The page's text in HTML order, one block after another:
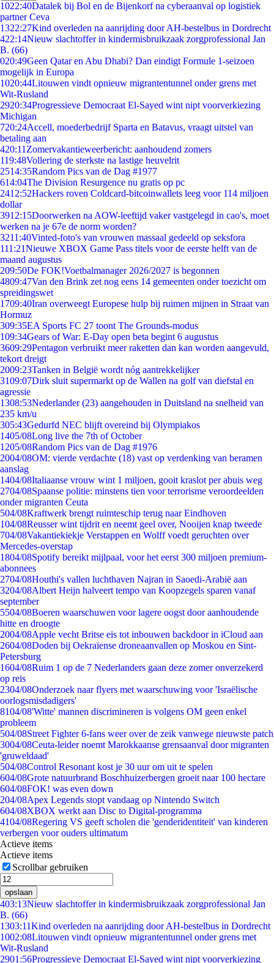
1022:40Datalek bij Bol en de Bijenkorf na cyberaanval op logistiek
partner Ceva
1322:27Kind overleden na aanrijding door AH-bestelbus in Dordrecht
422:14Nieuw slachtoffer in kindermisbruikzaak zorgprofessional Jan
B. (66)
020:49Geen Qatar en Abu Dhabi? Dan eindigt Formule 1-seizoen
mogelijk in Europa
1020:44Litouwen vindt opnieuw migrantentunnel onder grens met
Wit-Rusland
2920:34Progressieve Democraat El-Sayed wint nipt voorverkiezing
Michigan
720:24Accell, moederbedrijf Sparta en Batavus, vraagt uitstel van
betaling aan
420:11 Zomervakantieweerbericht: aanhoudend zomers
119:48Vollering de sterkste na lastige heuvelrit
2514:35Random Pics van de Dag #1977
614:04The Division Resurgence nu gratis op pc
2412:52Hackers roven Coldcard-bitcoinwallets leeg voor 114 miljoen
dollar
3912:15Doorwerken na AOW-leeftijd vaker vastgelegd in cao's, moet
werken na je 67e de norm worden?
3211:40Vinted-foto's van vrouwen massaal gedeeld op seksfora
111:21Nieuwe XBOX Game Pass titels voor de eerste helft van de
maand augustus
209:50De FOK!Voetbalmanager 2026/2027 is begonnen
4809:47Van den Brink zet nog eens 14 gemeenten onder toezicht om
spreidingswet
1709:40Iran overweegt Europese hulp bij ruimen mijnen in Straat van
Hormuz
309:35EA Sports FC 27 toont The Grounds-modus
109:34Gears of War: E-Day open beta begint 6 augustus
3609:29Pentagon verbruikt meer raketten dan kan worden aangevuld,
tekort dreigt
2009:23Tanken in België wordt nóg aantrekkelijker
3109:07Dirk sluit supermarkt op de Wallen na golf van diefstal en
agressie
1308:53Nederlander (23) aangehouden in Duitsland na snelheid van
235 km/u
305:43Gedurfd NEC blijft overeind bij Olympiakos
1405/08Long live the 7th of October
1205/08Random Pics van de Dag #1976
2004/08OM: vierde verdachte (18) vast op verdenking van beramen
aanslag
1404/08Italiaanse vrouw wint 1 miljoen, gooit kraslot per abuis weg
2704/08Spaanse politie: minstens tien voor terrorisme veroordeelden
onder migranten Ceuta
504/08Kraftwerk brengt ruimteschip terug naar Eindhoven
104/08Reusser wint tijdrit en neemt geel over, Nooijen knap tweede
704/08Vakantiekiekje Verstappen en Wolff voedt geruchten over
Mercedes-overstap
1804/08Spotify bereikt mijlpaal, voor het eerst 300 miljoen premium-
abonnees
2704/08Houthi's vallen luchthaven Najran in Saoedi-Arabië aan
3204/08Albert Heijn halveert tempo van Koopzegels sparen vanaf
september
5504/08Boeren waarschuwen voor lagere oogst door aanhoudende
hitte en droogte
2004/08Apple vecht Britse eis tot inbouwen backdoor in iCloud aan
2604/08Doden bij Oekraïense droneaanvallen op Moskou en Sint-
Petersburg
1604/08Ruim 1 op de 7 Nederlanders gaan deze zomer onverzekerd
op reis
2304/08Onderzoek naar flyers met waarschuwing voor 'Israëlische
oorlogsmisdadigers'
8104/08'Witte' mannen discrimineren is volgens OM geen enkel
probleem
504/08Street Fighter 6-fans weer over de zeik vanwege nieuwste patch
3004/08Ceuta-leider noemt Marokkaanse grensaanval door migranten
'gruweldaad'
504/08Control Resonant kost je 30 uur om uit te spelen
604/08Grote natuurbrand Boschhuizerbergen groeit naar 100 hectare
604/08FOK! was even down
204/08Apex Legends stopt vandaag op Nintendo Switch
604/08XBOX werkt aan Disc to Digital-programma
4104/08Regering VS geeft scholen die 'genderidentiteit' van kinderen
verbergen voor ouders ultimatum
Actieve items
Actieve items
Scrollbar gebruiken
opslaan
403:13Nieuw slachtoffer in kindermisbruikzaak zorgprofessional Jan
B. (66)
1303:11Kind overleden na aanrijding door AH-bestelbus in Dordrecht
1002:08Litouwen vindt opnieuw migrantentunnel onder grens met
Wit-Rusland
2901:56Progressieve Democraat El-Sayed wint nipt voorverkiezing